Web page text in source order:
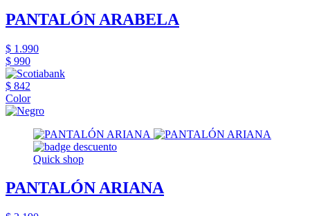
PANTALÓN ARABELA
$ 1.990
$ 990
$ 842
Color
Quick shop
PANTALÓN ARIANA